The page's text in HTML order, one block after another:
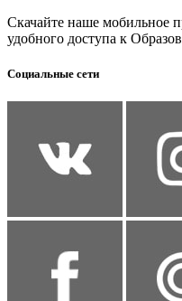
Скачайте наше мобильное
удобного доступа к
Социальные сети